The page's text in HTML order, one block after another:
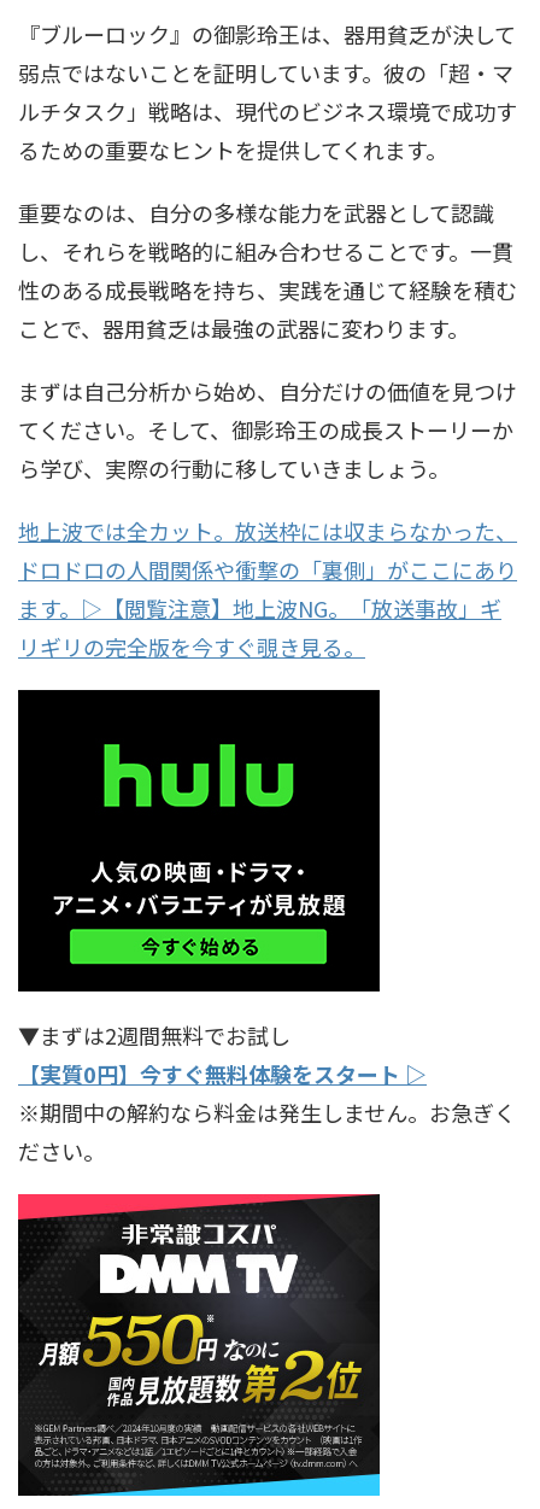
『ブルーロック』の御影玲王は、器用貧乏が決して
弱点ではないことを証明しています。彼の「超・マ
ルチタスク」戦略は、現代のビジネス環境で成功す
るための重要なヒントを提供してくれます。
重要なのは、自分の多様な能力を武器として認識
し、それらを戦略的に組み合わせることです。一貫
性のある成長戦略を持ち、実践を通じて経験を積む
ことで、器用貧乏は最強の武器に変わります。
まずは自己分析から始め、自分だけの価値を見つけ
てください。そして、御影玲王の成長ストーリーか
ら学び、実際の行動に移していきましょう。
地上波では全カット。放送枠には収まらなかった、
ドロドロの人間関係や衝撃の「裏側」がここにあり
ます。▷【閲覧注意】地上波NG。「放送事故」ギ
リギリの完全版を今すぐ覗き見る。
▼まずは2週間無料でお試し
【実質0円】今すぐ無料体験をスタート ▷
※期間中の解約なら料金は発生しません。お急ぎく
ださい。